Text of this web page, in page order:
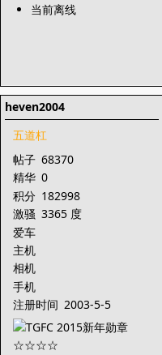
当前离线
heven2004
五道杠
帖子 68370
精华 0
积分 182998
激骚 3365 度
爱车
主机
相机
手机
注册时间 2003-5-5